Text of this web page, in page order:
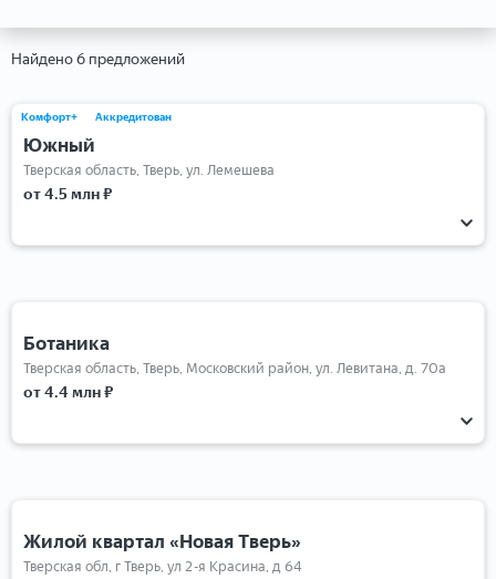
Найдено 6 предложений
Комфорт+ Аккредитован
Южный
Тверская область, Тверь, ул. Лемешева
от 4.5 млн ₽
Ботаника
Тверская область, Тверь, Московский район, ул. Левитана, д. 70а
от 4.4 млн ₽
Жилой квартал «Новая Тверь»
Тверская обл, г Тверь, ул 2-я Красина, д 64